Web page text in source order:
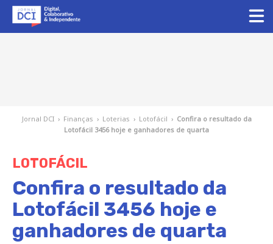
Jornal DCI › Finanças › Loterias › Lotofácil › Confira o resultado da
Lotofácil 3456 hoje e ganhadores de quarta
LOTOFÁCIL
Confira o resultado da
Lotofácil 3456 hoje e
ganhadores de quarta